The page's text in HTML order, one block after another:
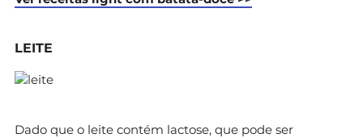
LEITE
Dado que o leite contém lactose, que pode ser